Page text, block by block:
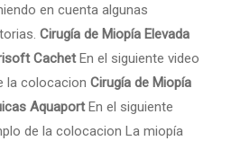
en cuenta algunas
Cirugía de Miopía Elevada
CachetEn el siguiente video
la colocacion Cirugía de Miopía
AquaportEn el siguiente
de la colocacion La miopía